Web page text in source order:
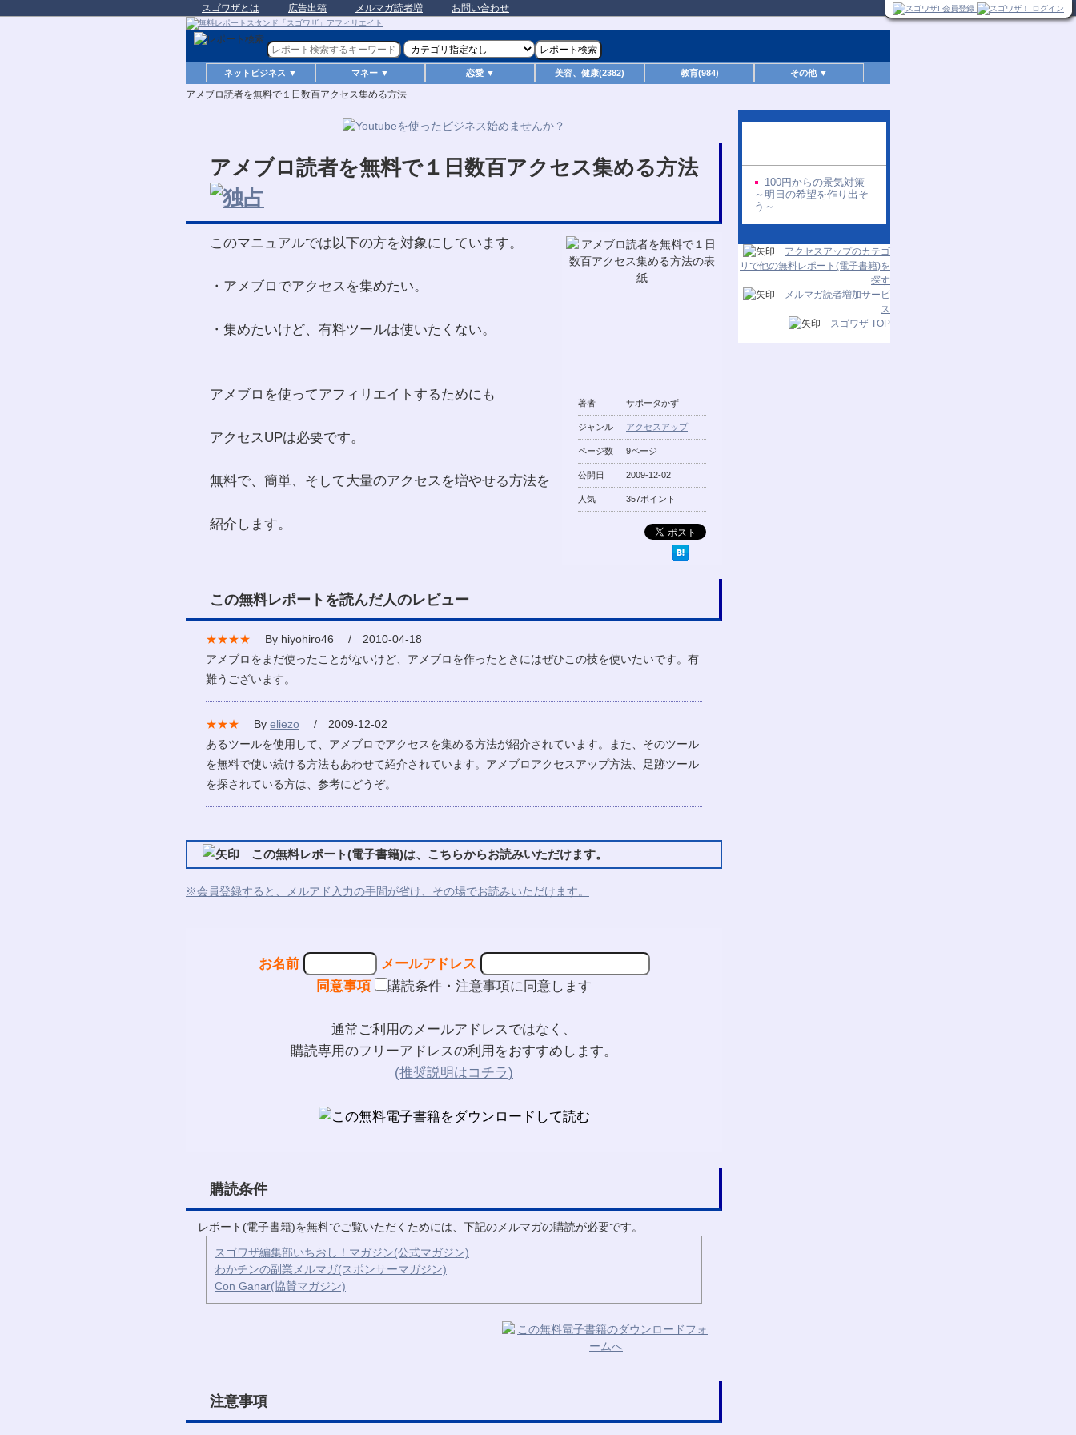
スゴワザとは 広告出稿 メルマガ読者増 お問い合わせ
ネットビジネス ▼ マネー ▼ 恋愛 ▼ 美容、健康(2382) 教育(984) その他 ▼
アメブロ読者を無料で１日数百アクセス集める方法
アメブロ読者を無料で１日数百アクセス集める方法
著者 サポータかず
ジャンル アクセスアップ
ページ数 9ページ
公開日 2009-12-02
人気 357ポイント
このマニュアルでは以下の方を対象にしています。
・アメブロでアクセスを集めたい。
・集めたいけど、有料ツールは使いたくない。
アメブロを使ってアフィリエイトするためにも
アクセスUPは必要です。
無料で、簡単、そして大量のアクセスを増やせる方法を
紹介します。
この無料レポートを読んだ人のレビュー
★★★★
By hiyohiro46 / 2010-04-18
アメブロをまだ使ったことがないけど、アメブロを作ったときにはぜひこの技を使いたいです。有
難うございます。
★★★ By eliezo / 2009-12-02
あるツールを使用して、アメブロでアクセスを集める方法が紹介されています。また、そのツール
を無料で使い続ける方法もあわせて紹介されています。アメブロアクセスアップ方法、足跡ツール
を探されている方は、参考にどうぞ。
この無料レポート(電子書籍)は、こちらからお読みいただけます。
※会員登録すると、メルアド入力の手間が省け、その場でお読みいただけます。
お名前
メールアドレス
同意事項
購読条件・注意事項に同意します
通常ご利用のメールアドレスではなく、
購読専用のフリーアドレスの利用をおすすめします。
(推奨説明はコチラ)
購読条件
レポート(電子書籍)を無料でご覧いただくためには、下記のメルマガの購読が必要です。
スゴワザ編集部いちおし！マガジン(公式マガジン)
わかチンの副業メルマガ(スポンサーマガジン)
Con Ganar(協賛マガジン)
注意事項
100円からの景気対策
～明日の希望を作り出そ
う～
アクセスアップのカテゴ
リで他の無料レポート(電子書籍)を
探す
メルマガ読者増加サービ
ス
スゴワザ TOP